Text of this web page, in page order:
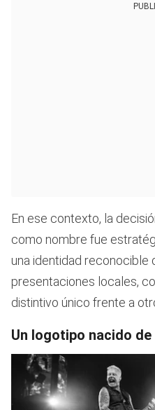
En ese contexto, la
como nombre fue
una identidad reconocible
presentaciones locales,
distintivo único frente a
Un logotipo nacido